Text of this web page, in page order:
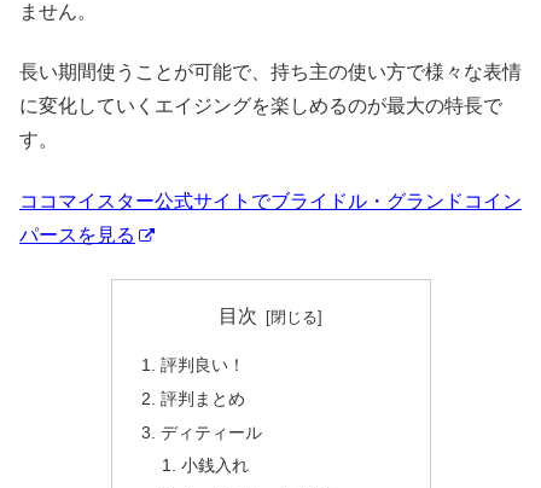
ません。
長い期間使うことが可能で、持ち主の使い方で様々な表情
に変化していくエイジングを楽しめるのが最大の特長で
す。
ココマイスター公式サイトでブライドル・グランドコイン
パースを見る
目次
評判良い！
評判まとめ
ディティール
小銭入れ